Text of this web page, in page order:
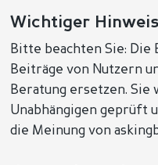
Wichtiger Hinweis
Bitte beachten Sie: Die
Beiträge von Nutzern
Beratung ersetzen. Sie
Unabhängigen geprüft
die Meinung von